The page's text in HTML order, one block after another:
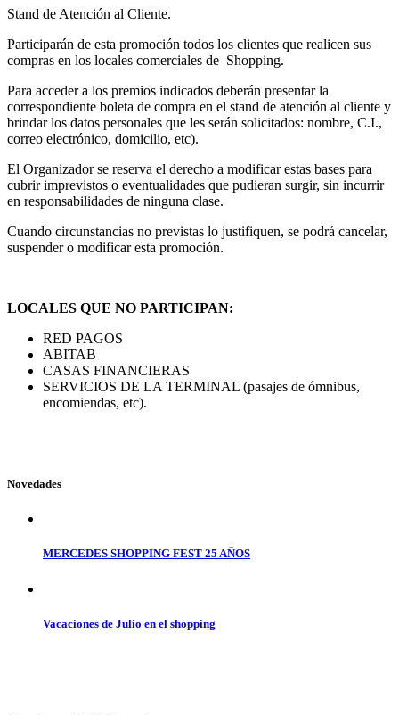
Stand de Atención al Cliente.
Participarán de esta promoción todos los clientes que realicen sus
compras en los locales comerciales de Shopping.
Para acceder a los premios indicados deberán presentar la
correspondiente boleta de compra en el stand de atención al cliente y
brindar los datos personales que les serán solicitados: nombre, C.I.,
correo electrónico, domicilio, etc).
El Organizador se reserva el derecho a modificar estas bases para
cubrir imprevistos o eventualidades que pudieran surgir, sin incurrir
en responsabilidades de ninguna clase.
Cuando circunstancias no previstas lo justifiquen, se podrá cancelar,
suspender o modificar esta promoción.
LOCALES QUE NO PARTICIPAN:
RED PAGOS
ABITAB
CASAS FINANCIERAS
SERVICIOS DE LA TERMINAL (pasajes de ómnibus,
encomiendas, etc).
Novedades
MERCEDES SHOPPING FEST 25 AÑOS
Vacaciones de Julio en el shopping